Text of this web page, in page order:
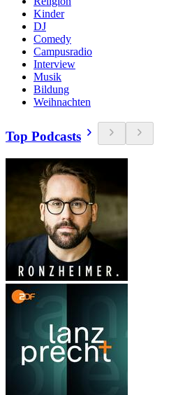
Kinder
DJ
Comedy
Campusradio
Interview
Musik
Bildung
Weihnachten
Top Podcasts